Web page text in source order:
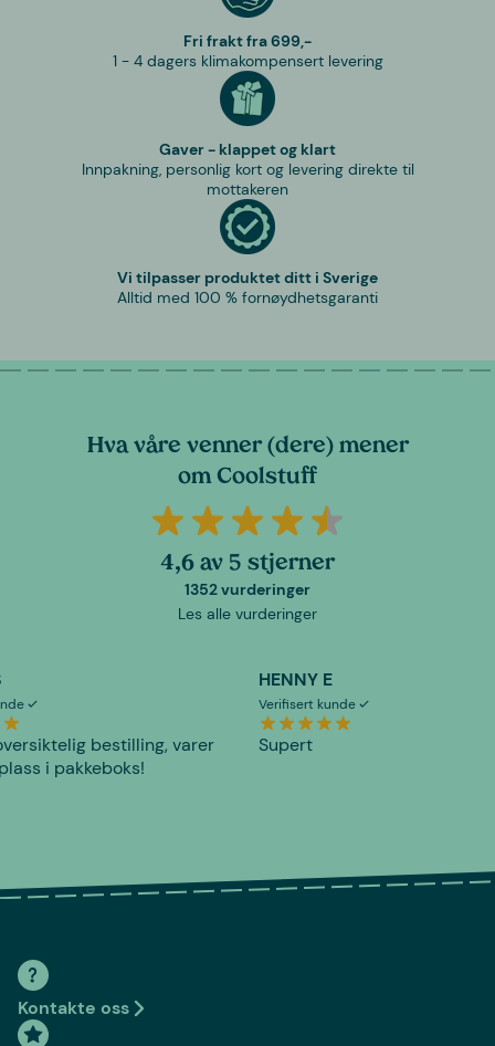
Fri frakt fra 699,-
1 - 4 dagers klimakompensert levering
Gaver - klappet og klart
Innpakning, personlig kort og levering direkte til
mottakeren
Vi tilpasser produktet ditt i Sverige
Alltid med 100 % fornøydhetsgaranti
Hva våre venner (dere) mener
om Coolstuff
4,6 av 5 stjerner
1352 vurderinger
Les alle vurderinger
bestilling, varer
i pakkeboks!
HENNY E
Verifisert kunde
Supert
Kontakte oss